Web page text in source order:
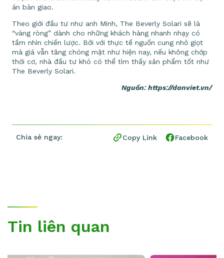
án bàn giao.
Theo giới đầu tư như anh Minh, The Beverly Solari sẽ là
“vàng ròng” dành cho những khách hàng nhanh nhạy có
tầm nhìn chiến lược. Bởi với thực tế nguồn cung nhỏ giọt
mà giá vẫn tăng chóng mặt như hiện nay, nếu không chớp
thời cơ, nhà đầu tư khó có thể tìm thấy sản phẩm tốt như
The Beverly Solari.
Nguồn: https://danviet.vn/
Chia sẻ ngay: Copy Link Facebook
Tin liên quan